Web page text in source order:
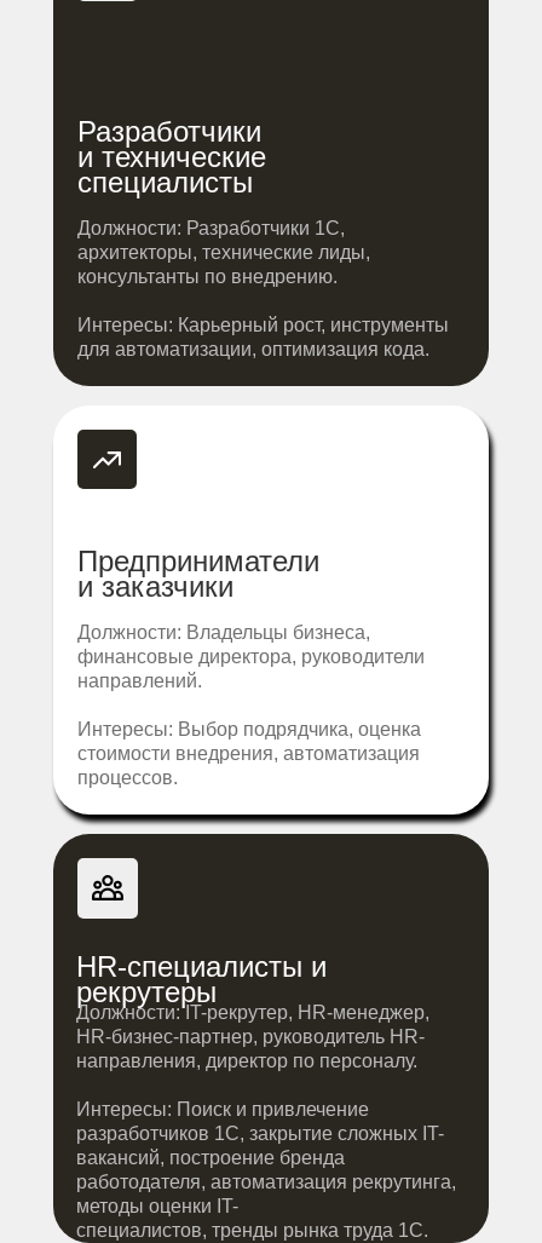
Разработчики
и технические
специалисты
HR-специалисты и
рекрутеры
Предприниматели
и заказчики
Должности: Разработчики 1С,
архитекторы, технические лиды,
консультанты по внедрению.
Интересы: Карьерный рост, инструменты
для автоматизации, оптимизация кода.
Должности: IT-рекрутер, HR-менеджер,
HR-бизнес-партнер, руководитель HR-
направления, директор по персоналу.
Интересы: Поиск и привлечение
разработчиков 1С, закрытие сложных IT-
вакансий, построение бренда
работодателя, автоматизация рекрутинга,
методы оценки IT-
специалистов, тренды рынка труда 1С.
Должности: Владельцы бизнеса,
финансовые директора, руководители
направлений.
Интересы: Выбор подрядчика, оценка
стоимости внедрения, автоматизация
процессов.